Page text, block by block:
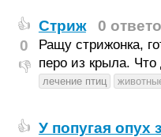
👍
0
👎
Стриж 0
Ращу стрижонка,
перо из крыла. Что
лечение птиц
👍 У попугая опух